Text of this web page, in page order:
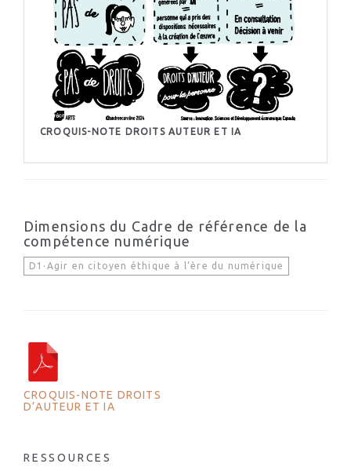
CROQUIS-NOTE DROITS AUTEUR ET IA
Dimensions du Cadre de référence de la
compétence numérique
D1·Agir en citoyen éthique à l’ère du numérique
CROQUIS-NOTE DROITS
D’AUTEUR ET IA
RESSOURCES